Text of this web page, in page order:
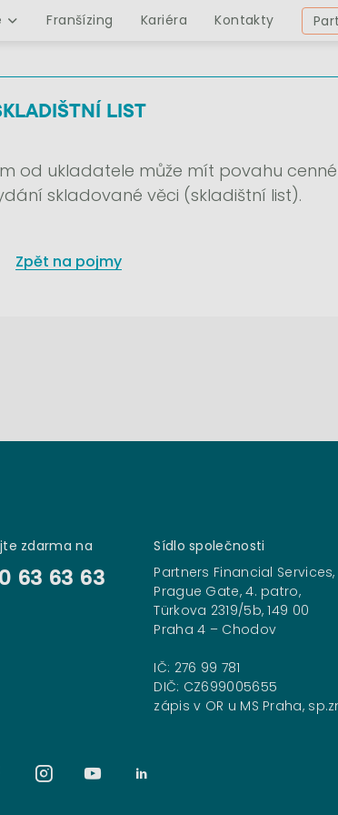
Franšízing Kariéra Kontakty
LIST
od ukladatele může mít povahu
skladované věci (skladištní list).
Zpět na pojmy
zdarma na
63 63 63
Sídlo společnosti
Partners Financial Services,
Prague Gate, 4. patro,
Türkova 2319/5b, 149 00
Praha 4 – Chodov
IČ: 276 99 781
DIČ: CZ699005655
zápis v OR u MS Praha,